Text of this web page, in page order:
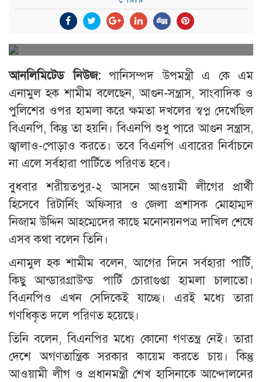
আনলিমিটেড নিউজ:পানিসম্পদ উপমন্ত্রী এ কে এম
এনামুল হক শামীম বলেছেন, আগুন-সন্ত্রাস, সাংবাদিক ও
পুলিশের ওপর হামলা করে ক্ষমতা দখলের স্বপ্ন দেখেছিল
বিএনপি, কিন্তু তা হয়নি। বিএনপি শুধু পারে আগুন সন্ত্রাস,
জ্বালাও-পোড়াও করতে। তবে বিএনপি এবারের নির্বাচনে
না এলে সর্বহারা পার্টিতে পরিণত হবে।
বুধবার শরীয়তপুর-২ আসনে আওয়ামী লীগের প্রার্থী
হিসেবে রিটার্নিং অফিসার ও জেলা প্রশাসক মোহাম্মদ
নিজাম উদ্দিন আহম্মেদের কাছে মনোনয়নপত্র দাখিল শেষে
এসব কথা বলেন তিনি।
এনামুল হক শামীম বলেন, আগের দিনে সর্বহারা পার্টি,
কিছু আন্ডারগ্রাউন্ড পার্টি চোরাগুপ্তা হামলা চালাতো।
বিএনপিও এখন সেদিকেই যাচ্ছে। এরই মধ্যে তারা
গণধিকৃত দলে পরিণত হয়েছে।
তিনি বলেন, বিএনপির মধ্যে কোনো গণতন্ত্র নেই। তারা
দেশে অগণতান্ত্রিক সরকার কায়েম করতে চায়। কিন্তু
আওয়ামী লীগ ও প্রধানমন্ত্রী শেখ হাসিনাকে আন্দোলনের